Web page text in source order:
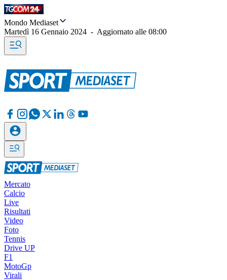
Mondo Mediaset
Martedì 16 Gennaio 2024 - Aggiornato alle 08:00
Mercato
Calcio
Live
Risultati
Video
Foto
Tennis
Drive UP
F1
MotoGp
Virali